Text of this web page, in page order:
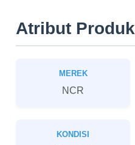
Atribut Produk
MEREK
NCR
KONDISI